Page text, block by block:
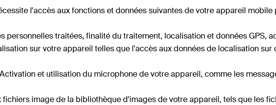
l'accès aux fonctions et données suivantes de votre appareil
personnelles traitées, finalité du traitement, localisation et données GPS,
sur votre appareil telles que l'accès aux données de localisation
et utilisation du microphone de votre appareil, comme les
fichiers image de la bibliothèque d'images de votre appareil, tels que les